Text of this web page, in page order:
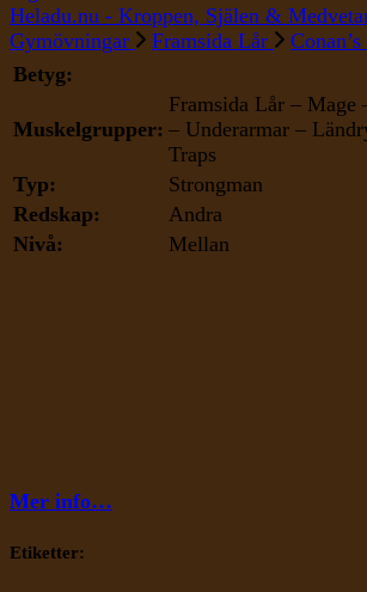
Conan’s
Wheel
Heladu.nu - Kroppen, Själen &
Gymövningar
Framsida Lår
Betyg:
Muskelgrupper:
Framsida Lår – Mage
– Underarmar –
Traps
Typ:
Strongman
Redskap:
Andra
Nivå:
Mellan
Mer info…
Etiketter: